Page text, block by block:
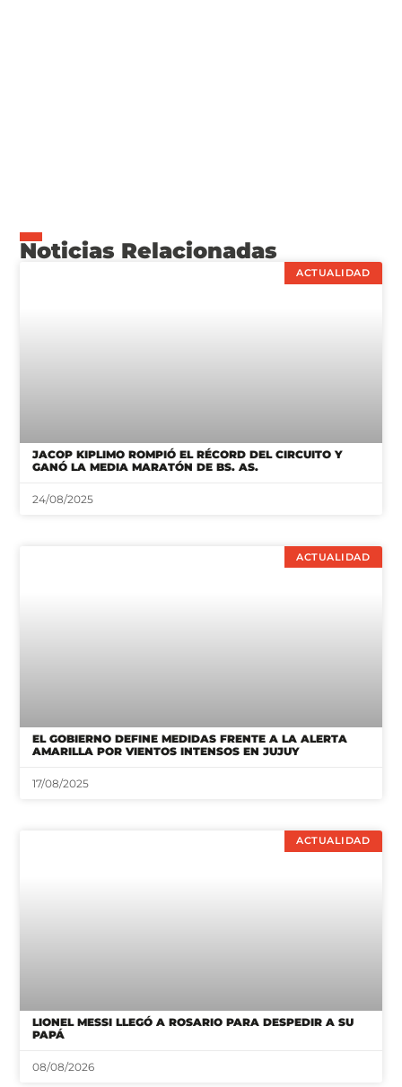
Noticias Relacionadas
ACTUALIDAD
JACOP KIPLIMO ROMPIÓ EL RÉCORD DEL CIRCUITO Y
GANÓ LA MEDIA MARATÓN DE BS. AS.
24/08/2025
ACTUALIDAD
EL GOBIERNO DEFINE MEDIDAS FRENTE A LA ALERTA
AMARILLA POR VIENTOS INTENSOS EN JUJUY
17/08/2025
ACTUALIDAD
LIONEL MESSI LLEGÓ A ROSARIO PARA DESPEDIR A SU
PAPÁ
08/08/2026